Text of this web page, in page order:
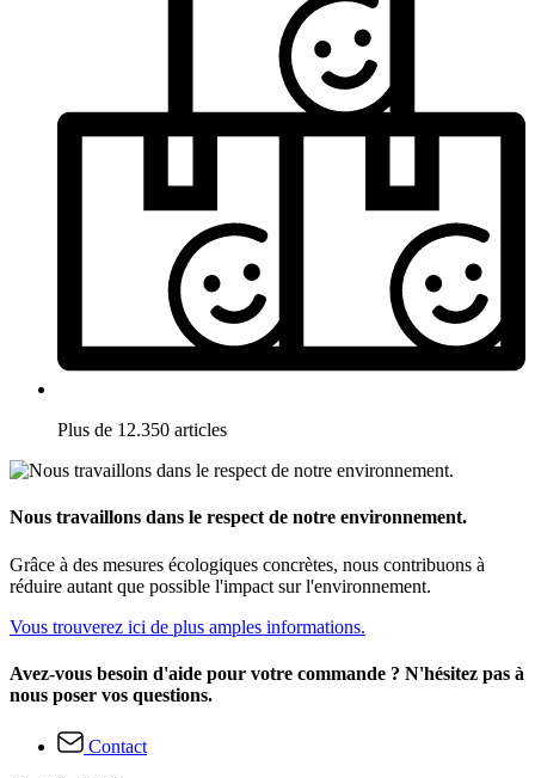
Plus de 12.350 articles
Nous travaillons dans le respect de notre environnement.
Grâce à des mesures écologiques concrètes, nous contribuons à
réduire autant que possible l'impact sur l'environnement.
Vous trouverez ici de plus amples informations.
Avez-vous besoin d'aide pour votre commande ? N'hésitez pas à
nous poser vos questions.
Contact